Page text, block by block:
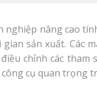
nghiệp nâng cao
sản xuất. Các
chỉnh các tham
cụ quan trọng